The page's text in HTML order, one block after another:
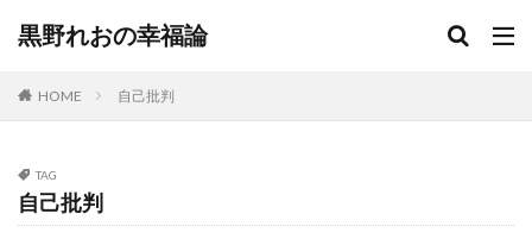
黒野れおの幸福論
HOME 自己批判
TAG
自己批判